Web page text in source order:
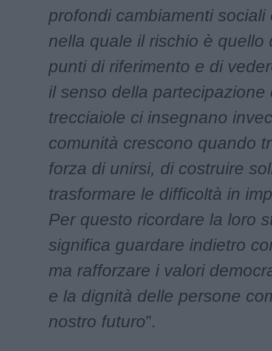
profondi cambiamenti sociali
nella quale il rischio è quello
punti di riferimento e di
il senso della partecipazione
trecciaiole ci insegnano
comunità crescono quando
forza di unirsi, di costruire
trasformare le difficoltà in
Per questo ricordare la loro
significa guardare indietro
ma rafforzare i valori
e la dignità delle persone
nostro futuro”.